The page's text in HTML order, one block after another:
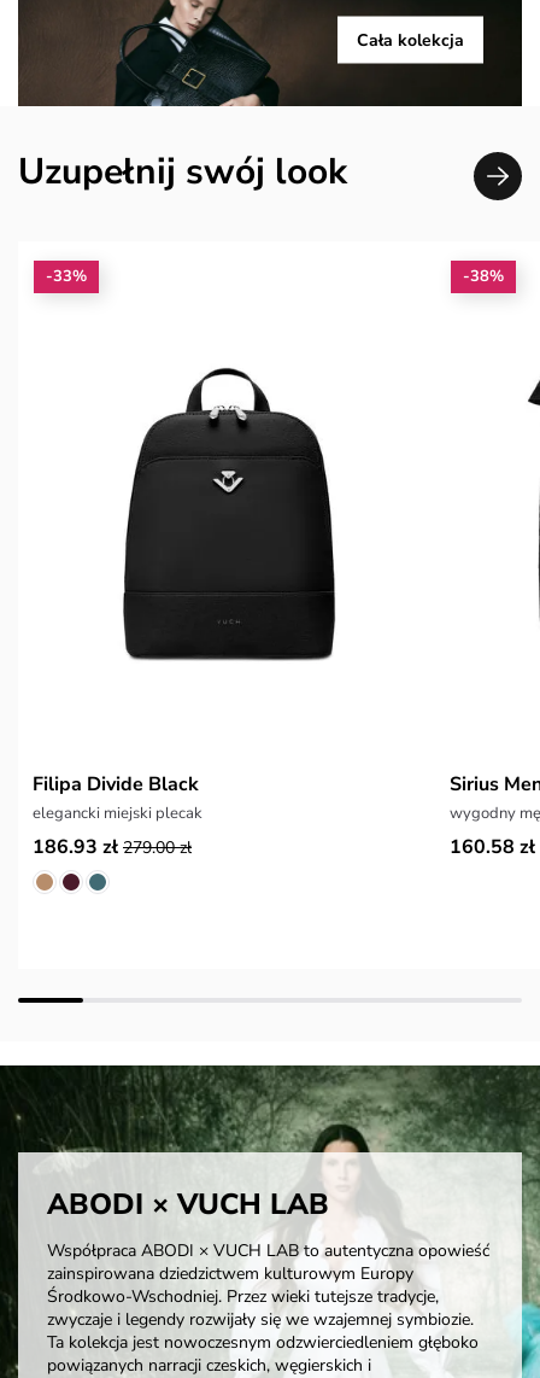
Cała kolekcja
Uzupełnij swój look
-33%
Filipa Divide Black
elegancki miejski plecak
186.93 zł 279.00 zł
-38%
Sirius
wygodny
160.58 zł
ABODI × VUCH LAB
Współpraca ABODI × VUCH LAB to autentyczna opowieść
zainspirowana dziedzictwem kulturowym Europy
Środkowo-Wschodniej. Przez wieki tutejsze tradycje,
zwyczaje i legendy rozwijały się we wzajemnej symbiozie.
Ta kolekcja jest nowoczesnym odzwierciedleniem głęboko
powiązanych narracji czeskich, węgierskich i